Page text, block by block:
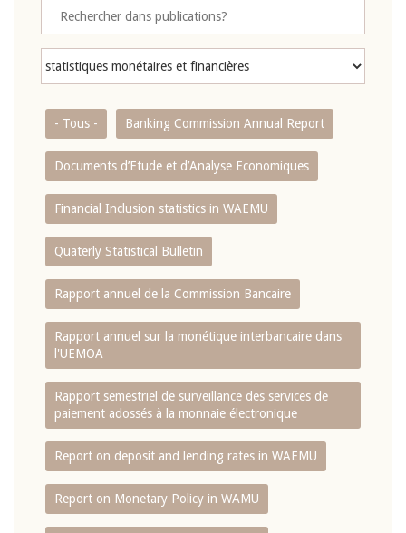
- Tous - Banking Commission Annual Report
Documents d’Etude et d’Analyse Economiques
Financial Inclusion statistics in WAEMU
Quaterly Statistical Bulletin
Rapport annuel de la Commission Bancaire
Rapport annuel sur la monétique interbancaire dans
l'UEMOA
Rapport semestriel de surveillance des services de
paiement adossés à la monnaie électronique
Report on deposit and lending rates in WAEMU
Report on Monetary Policy in WAMU